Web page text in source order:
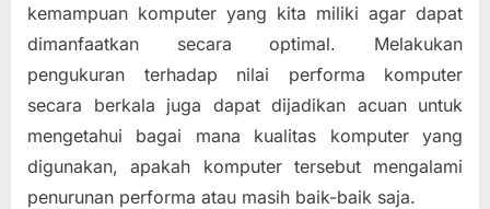
Experience
Index)
Windows
10
kemampuan komputer yang kita miliki agar dapat
dimanfaatkan secara optimal. Melakukan
pengukuran terhadap nilai performa komputer
secara berkala juga dapat dijadikan acuan untuk
mengetahui bagai mana kualitas komputer yang
digunakan, apakah komputer tersebut mengalami
penurunan performa atau masih baik-baik saja.